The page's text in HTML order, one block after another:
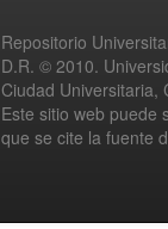
Repositorio
D.R. © 2010.
Ciudad Universitaria,
Este sitio web puede
que se cite la fuente